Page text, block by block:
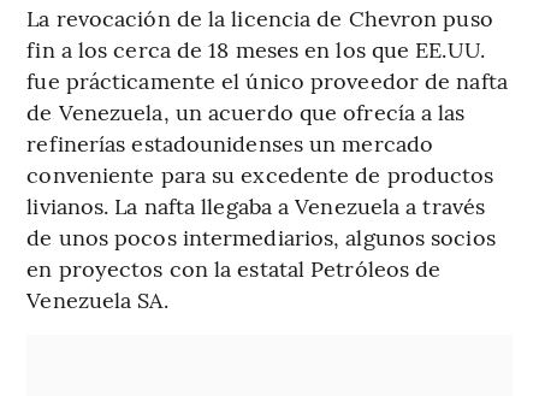
La revocación de la licencia de Chevron puso
fin a los cerca de 18 meses en los que EE.UU.
fue prácticamente el único proveedor de nafta
de Venezuela, un acuerdo que ofrecía a las
refinerías estadounidenses un mercado
conveniente para su excedente de productos
livianos. La nafta llegaba a Venezuela a través
de unos pocos intermediarios, algunos socios
en proyectos con la estatal Petróleos de
Venezuela SA.